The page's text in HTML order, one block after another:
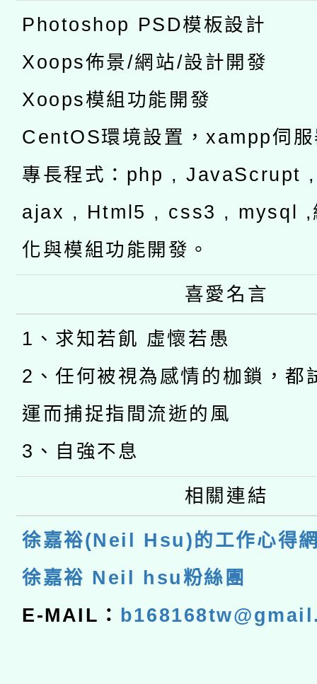
Photoshop PSD模板設計
Xoops佈景/網站/設計開發
Xoops模組功能開發
CentOS環境設置，xampp伺
專長程式：php , JavaScrupt
ajax , Html5 , css3 , mysql ,
化與模組功能開發。
喜愛名言
1、求知若飢 虛懷若愚
2、任何被視為感情的枷鎖，都
運而捕捉指間流逝的風
3、自強不息
相關連結
徐嘉裕(Neil Hsu)的工作心得
徐嘉裕 Neil hsu粉絲團
E-MAIL：